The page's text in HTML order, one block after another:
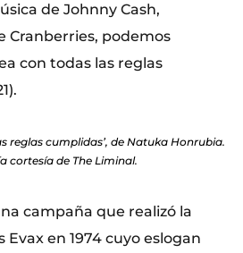
de Johnny Cash,
Cranberries, podemos
con todas las reglas
reglas cumplidas’, de Natuka Honrubia.
cortesía de The Liminal.
campaña que realizó la
en 1974 cuyo eslogan